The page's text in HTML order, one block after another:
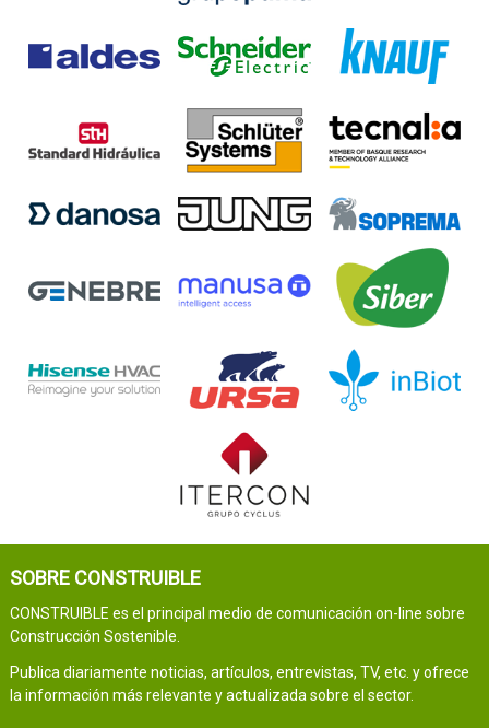
SOBRE CONSTRUIBLE
CONSTRUIBLE es el principal medio de comunicación on-line sobre
Construcción Sostenible.
Publica diariamente noticias, artículos, entrevistas, TV, etc. y ofrece
la información más relevante y actualizada sobre el sector.